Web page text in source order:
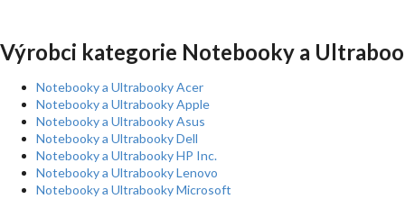
Výrobci kategorie Notebooky a
Notebooky a Ultrabooky Acer
Notebooky a Ultrabooky Apple
Notebooky a Ultrabooky Asus
Notebooky a Ultrabooky Dell
Notebooky a Ultrabooky HP Inc.
Notebooky a Ultrabooky Lenovo
Notebooky a Ultrabooky Microsoft